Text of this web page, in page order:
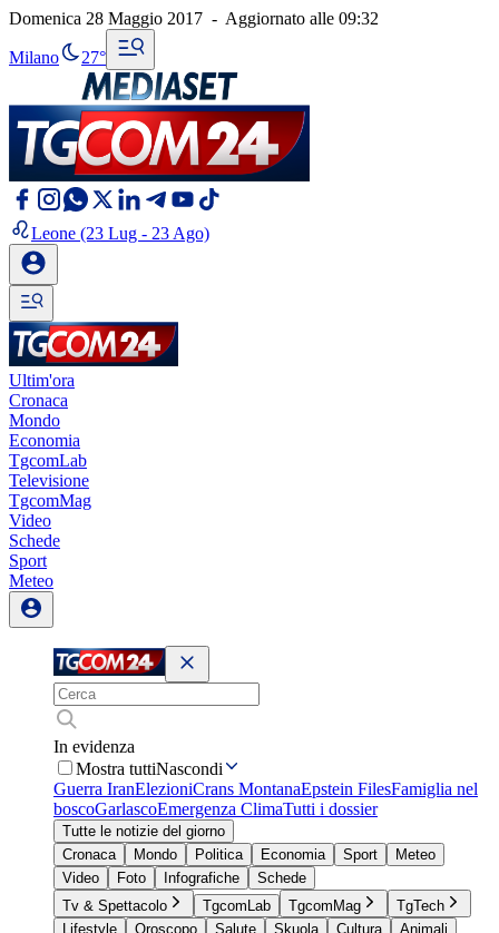
Domenica 28 Maggio 2017 - Aggiornato alle 09:32
Milano 27°
Leone (23 Lug - 23 Ago)
Ultim'ora
Cronaca
Mondo
Economia
TgcomLab
Televisione
TgcomMag
Video
Schede
Sport
Meteo
In evidenza
Mostra tuttiNascondi
Guerra IranElezioniCrans MontanaEpstein FilesFamiglia nel
boscoGarlascoEmergenza ClimaTutti i dossier
Tutte le notizie del giorno
Cronaca
Mondo Politica Economia Sport
Meteo
Video
Foto Infografiche
Schede
Tv & Spettacolo
TgcomLab TgcomMag
TgTech
Lifestyle
Oroscopo Salute Skuola Cultura
Animali